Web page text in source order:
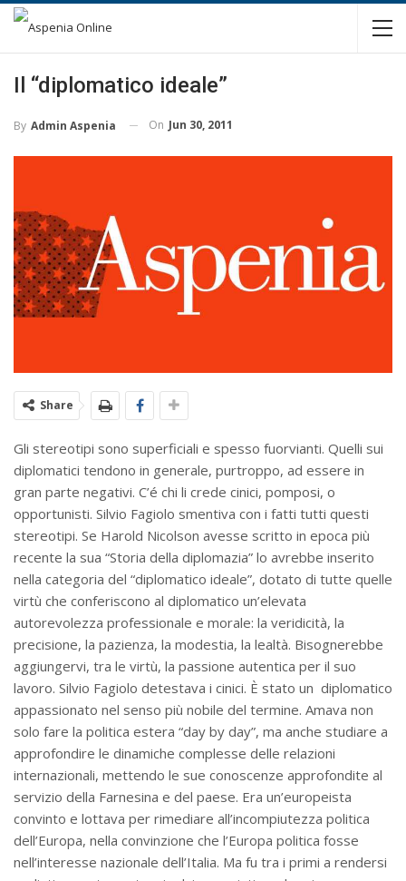
Il “diplomatico ideale”
By Admin Aspenia On Jun 30, 2011
Share
Gli stereotipi sono superficiali e spesso fuorvianti. Quelli sui
diplomatici tendono in generale, purtroppo, ad essere in
gran parte negativi. C’é chi li crede cinici, pomposi, o
opportunisti. Silvio Fagiolo smentiva con i fatti tutti questi
stereotipi. Se Harold Nicolson avesse scritto in epoca più
recente la sua “Storia della diplomazia” lo avrebbe inserito
nella categoria del “diplomatico ideale”, dotato di tutte quelle
virtù che conferiscono al diplomatico un’elevata
autorevolezza professionale e morale: la veridicità, la
precisione, la pazienza, la modestia, la lealtà. Bisognerebbe
aggiungervi, tra le virtù, la passione autentica per il suo
lavoro. Silvio Fagiolo detestava i cinici. È stato un diplomatico
appassionato nel senso più nobile del termine. Amava non
solo fare la politica estera “day by day”, ma anche studiare a
approfondire le dinamiche complesse delle relazioni
internazionali, mettendo le sue conoscenze approfondite al
servizio della Farnesina e del paese. Era un’europeista
convinto e lottava per rimediare all’incompiutezza politica
dell’Europa, nella convinzione che l’Europa politica fosse
nell’interesse nazionale dell’Italia. Ma fu tra i primi a rendersi